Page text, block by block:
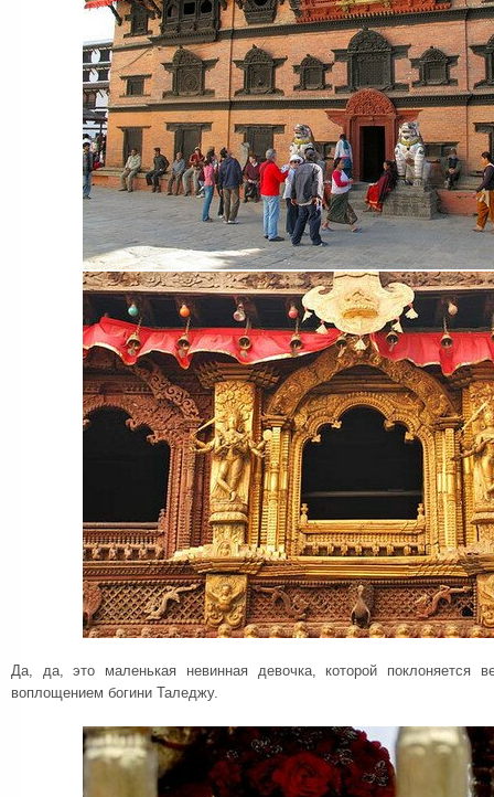
Да, да, это маленькая невинная девочка, которой поклоняется
воплощением богини Таледжу.